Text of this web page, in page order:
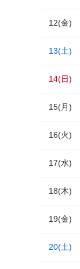
12(金)
13(土)
14(日)
15(月)
16(火)
17(水)
18(木)
19(金)
20(土)